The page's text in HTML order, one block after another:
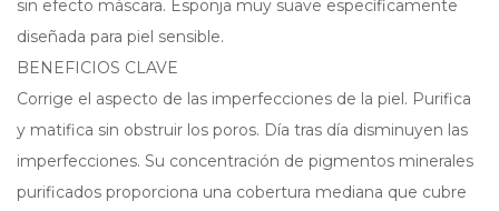
sin efecto máscara. Esponja muy suave específicamente
diseñada para piel sensible.
BENEFICIOS CLAVE
Corrige el aspecto de las imperfecciones de la piel. Purifica
y matifica sin obstruir los poros. Día tras día disminuyen las
imperfecciones. Su concentración de pigmentos minerales
purificados proporciona una cobertura mediana que cubre